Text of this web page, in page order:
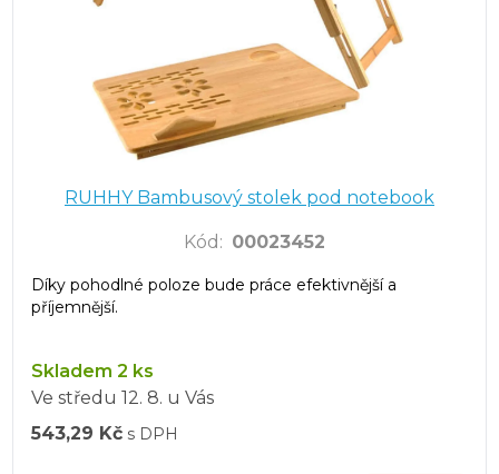
RUHHY Bambusový stolek pod notebook
Kód : 00023452
Díky pohodlné poloze bude práce efektivnější a
příjemnější.
Skladem 2 ks
Ve středu 12. 8. u Vás
543,29 Kč s DPH